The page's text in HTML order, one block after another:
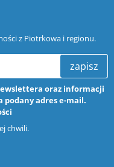
z Piotrkowa i regionu.
zapisz
oraz informacji
adres e-mail.
chwili.